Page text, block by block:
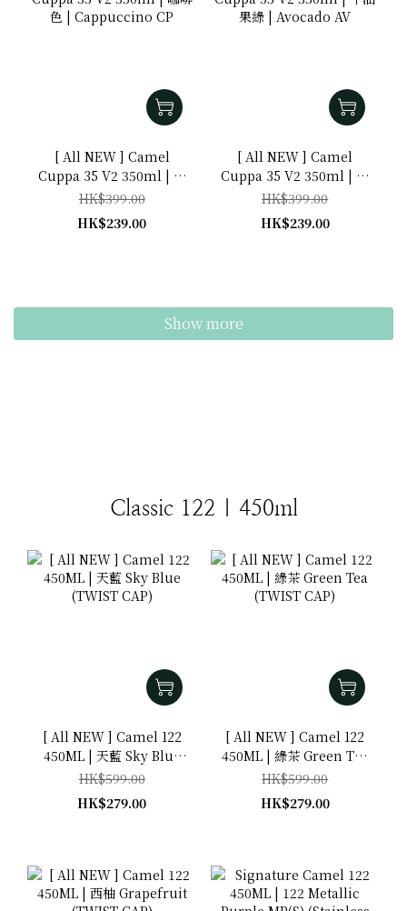
[ All NEW ] Camel
Cuppa 35 V2 350ml | 咖
啡色 | Cappuccino CP
HK$399.00
HK$239.00
[ All NEW ] Camel
Cuppa 35 V2 350ml | 牛
油果綠 | Avocado AV
HK$399.00
HK$239.00
Show more
Classic 122 | 450ml
[ All NEW ] Camel 122
450ML | 天藍 Sky Blue
(TWIST CAP)
HK$599.00
HK$279.00
[ All NEW ] Camel 122
450ML | 綠茶 Green Tea
(TWIST CAP)
HK$599.00
HK$279.00